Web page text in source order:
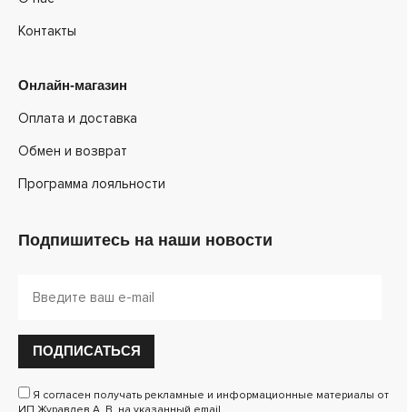
Контакты
Онлайн-магазин
Оплата и доставка
Обмен и возврат
Программа лояльности
Подпишитесь на наши новости
ПОДПИСАТЬСЯ
Я согласен получать рекламные и информационные материалы от